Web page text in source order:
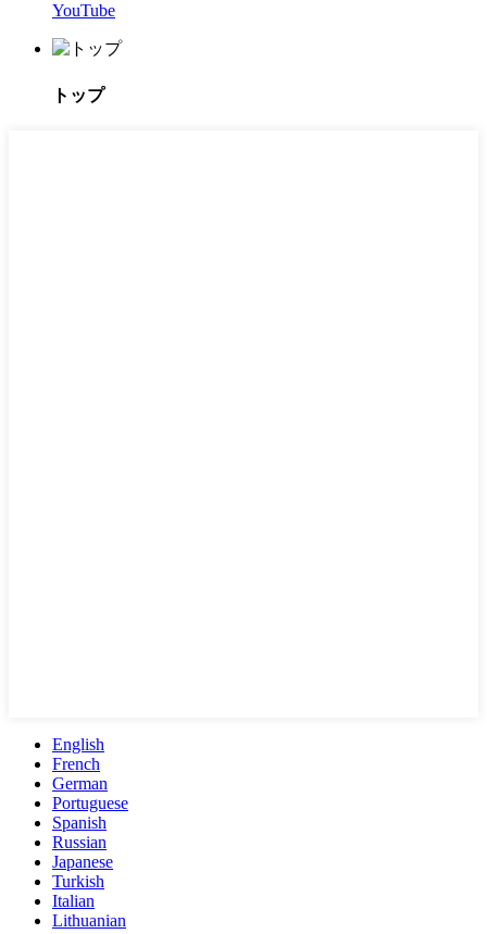
YouTube
トップ
English
French
German
Portuguese
Spanish
Russian
Japanese
Turkish
Italian
Lithuanian